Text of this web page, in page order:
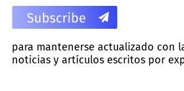
para mantenerse actualizado con
noticias y artículos escritos por